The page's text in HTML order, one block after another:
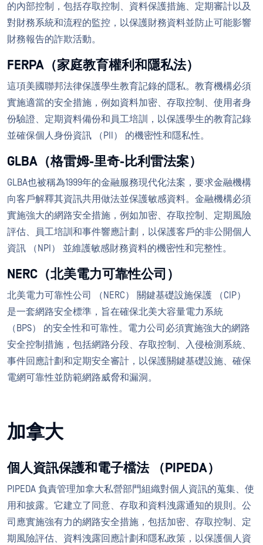
的內部控制，包括存取控制、資料保護措施、定期審計以及
對財務系統和流程的監控，以保護財務資料並防止可能影響
財務報告的詐欺活動。
FERPA（家庭教育權利和隱私法）
這項美國聯邦法律保護學生教育記錄的隱私。教育機構必須
實施適當的安全措施，例如資料加密、存取控制、使用者身
份驗證、定期資料備份和員工培訓，以保護學生的教育記錄
並確保個人身份資訊 （PII） 的機密性和隱私性。
GLBA（格雷姆-里奇-比利雷法案）
GLBA也被稱為1999年的金融服務現代化法案，要求金融機構
向客戶解釋其資訊共用做法並保護敏感資料。金融機構必須
實施強大的網路安全措施，例如加密、存取控制、定期風險
評估、員工培訓和事件響應計劃，以保護客戶的非公開個人
資訊 （NPI） 並維護敏感財務資料的機密性和完整性。
NERC（北美電力可靠性公司）
北美電力可靠性公司 （NERC） 關鍵基礎設施保護 （CIP）
是一套網路安全標準，旨在確保北美大容量電力系統
（BPS） 的安全性和可靠性。電力公司必須實施強大的網路
安全控制措施，包括網路分段、存取控制、入侵檢測系統、
事件回應計劃和定期安全審計，以保護關鍵基礎設施、確保
電網可靠性並防範網路威脅和漏洞。
加拿大
個人資訊保護和電子檔法 （PIPEDA）
PIPEDA 負責管理加拿大私營部門組織對個人資訊的蒐集、使
用和披露。它建立了同意、存取和資料洩露通知的規則。公
司應實施強有力的網路安全措施，包括加密、存取控制、定
期風險評估、資料洩露回應計劃和隱私政策，以保護個人資